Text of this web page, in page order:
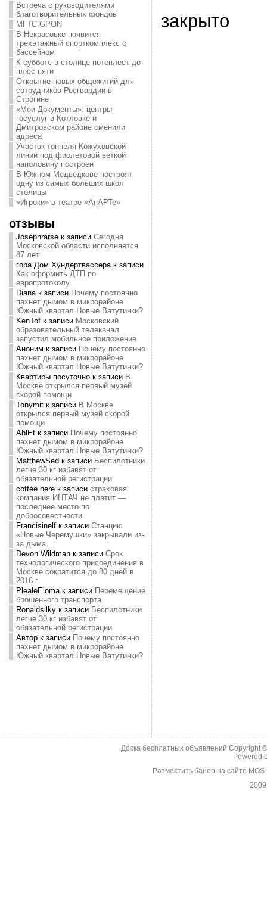
Встреча с руководителями
благотворительных фондов
МГТС GPON
В Некрасовке появится
трехэтажный спорткомплекс с
бассейном
К субботе в столице потеплеет до
плюс пяти
Открытие новых общежитий для
сотрудников Росгвардии в
Строгине
«Мои Документы»: центры
госуслуг в Котловке и
Дмитровском районе сменили
адреса
Участок тоннеля Кожуховской
линии под фиолетовой веткой
наполовину построен
В Южном Медведкове построят
одну из самых больших школ
столицы
«Игроки» в театре «АпАРТе»
отзывы
Josephrarseк записи Сегодня
Московской области исполняется
87 лет
гора Дом Хундертвассерак записи
Как оформить ДТП по
европротоколу
Dianaк записи Почему постоянно
пахнет дымом в микрорайоне
Южный квартал Новые Ватутинки?
KenTofк записи Московский
образовательный телеканал
запустил мобильное приложение
Аноним к записи Почему постоянно
пахнет дымом в микрорайоне
Южный квартал Новые Ватутинки?
Квартиры посуточнок записи В
Москве открылся первый музей
скорой помощи
Tonymitк записи В Москве
открылся первый музей скорой
помощи
AblEtк записи Почему постоянно
пахнет дымом в микрорайоне
Южный квартал Новые Ватутинки?
MatthewSed к записи Беспилотники
легче 30 кг избавят от
обязательной регистрации
coffee hereк записи страховая
компания ИНТАЧ не платит —
последнее место по
добросовестности
Francisinelfк записи Станцию
«Новые Черемушки» закрывали из-
за дыма
Devon Wildmanк записи Срок
технологического присоединения в
Москве сократится до 80 дней в
2016 г.
PlealeElomaк записи Перемещение
брошенного транспорта
Ronaldsilkyк записи Беспилотники
легче 30 кг избавят от
обязательной регистрации
Авторк записи Почему постоянно
пахнет дымом в микрорайоне
Южный квартал Новые Ватутинки?
закрыто
Доска бесплатных объявлений Copyright
Powered
Разместить банер на сайте